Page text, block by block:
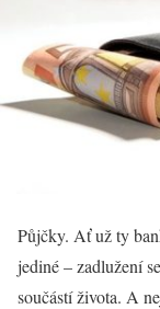
Půjčky. Ať už ty
jediné – zadlužení
součástí života. A